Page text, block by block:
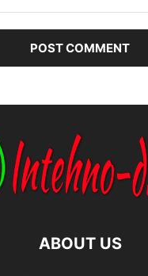
ABOUT US